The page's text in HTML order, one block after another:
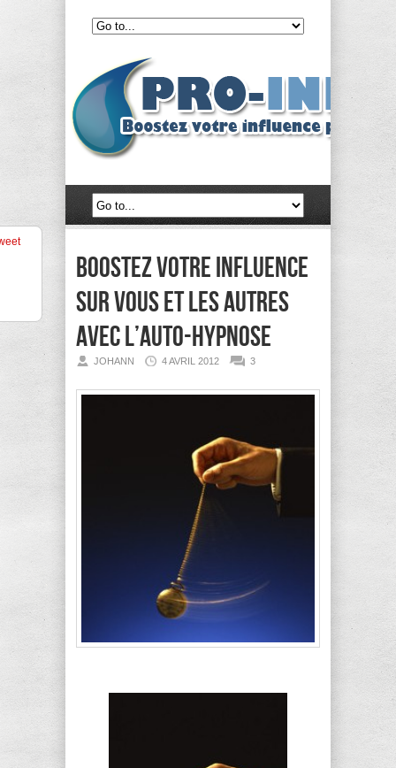
Boostez votre influence
sur vous et les autres
avec l’auto-hypnose
JOHANN 4 AVRIL 2012 3